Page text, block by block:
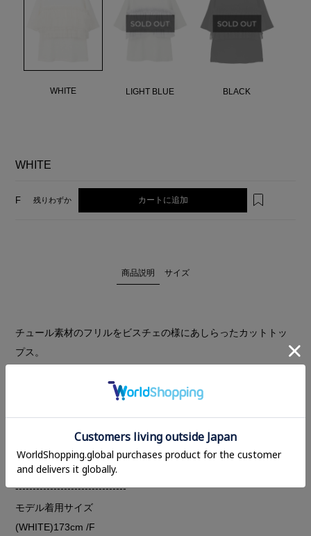
WHITE LIGHT BLUE BLACK
WHITE
F 残りわずか カートに追加
商品説明 サイズ
チュール素材のフリルをビスチェの様にあしらったカットトッ
プス。
ャツの楽ちんな着心地のまま1枚で着映えするアイテム。
レディライクなディテールなのでデニムやチノパンツなどのカ
ジュアルなアイテムと好相性。
--------------------------------
モデル着用サイズ
(WHITE)173cm /F